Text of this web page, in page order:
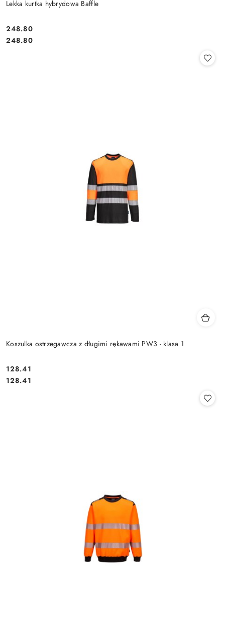
Lekka kurtka hybrydowa Baffle
Cena:
248.80
Cena:
248.80
Koszulka ostrzegawcza z długimi rękawami PW3 - klasa 1
Cena:
128.41
Cena:
128.41